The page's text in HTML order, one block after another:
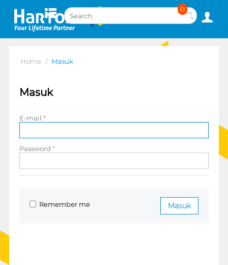
0
Home / Masuk
Masuk
E-mail
Password
Masuk
Remember me